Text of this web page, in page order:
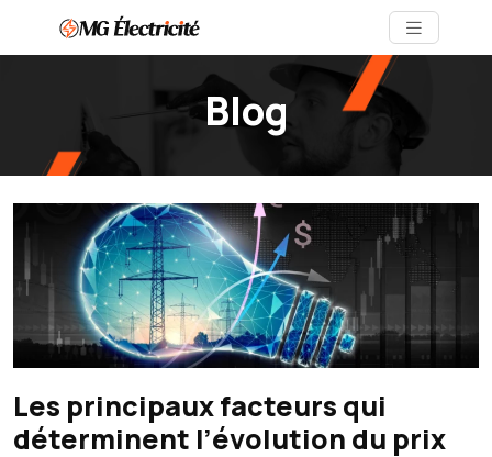
Blog
Les principaux facteurs qui
déterminent l’évolution du prix